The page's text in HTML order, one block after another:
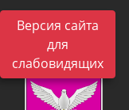
Версия сайта
для
слабовидящих